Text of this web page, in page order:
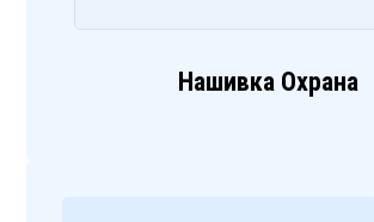
Нашивка Охрана